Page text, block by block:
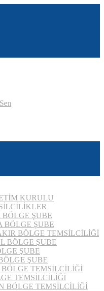
KURULU
ŞUBE
BÖLGE ŞUBE
BÖLGE TEMSİLCİLİĞİ
BÖLGE ŞUBE
ŞUBE
ŞUBE
BÖLGE TEMSİLCİLİĞİ
TEMSİLCİLİĞİ
BÖLGE TEMSİLCİLİĞİ